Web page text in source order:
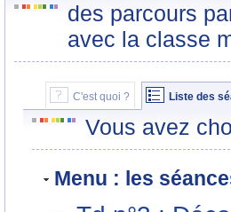
des parcours
avec la classe
C'est quoi ? Liste des
Vous avez
Menu : les